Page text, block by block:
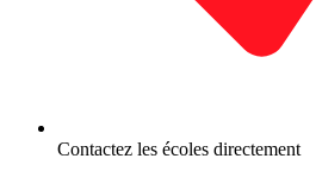
Contactez les écoles directement